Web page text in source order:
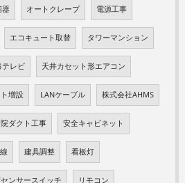
器 オートクレープ 電源工事
エコキュート取替 タワーマンション
テレビ 天井カセット形エアコン
増設 LANケーブル 株式会社AHMS
ダクト工事 安全キャビネット
建具調整 看板灯
ンサースイッチ リモコン